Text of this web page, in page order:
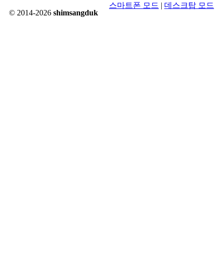
© 2014-2026 shimsangduk
스마트폰 모드 | 데스크탑 모드